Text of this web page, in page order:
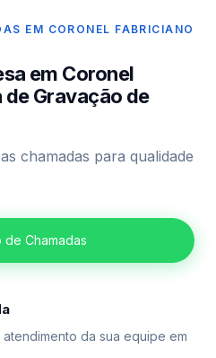
EM CORONEL FABRICIANO
em Coronel
Gravação de
chamadas para qualidade
de Chamadas
da sua equipe em